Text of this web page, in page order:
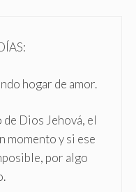
hogar de amor.
Dios Jehová, el
momento y si ese
por algo